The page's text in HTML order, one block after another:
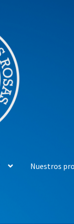
Nuestros